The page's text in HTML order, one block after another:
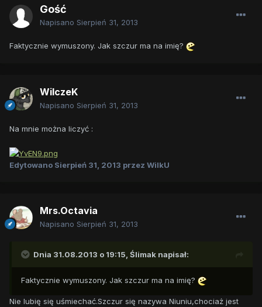
Gość
Napisano Sierpień 31, 2013
Faktycznie wymuszony. Jak szczur ma na imię?
WilczeK
Napisano Sierpień 31, 2013
Na mnie można liczyć :
Edytowano Sierpień 31, 2013 przez WilkU
Mrs.Octavia
Napisano Sierpień 31, 2013
Dnia 31.08.2013 o 19:15, Ślimak napisał:
Faktycznie wymuszony. Jak szczur ma na imię?
Nie lubię się uśmiechać.Szczur się nazywa Niuniu,chociaż jest